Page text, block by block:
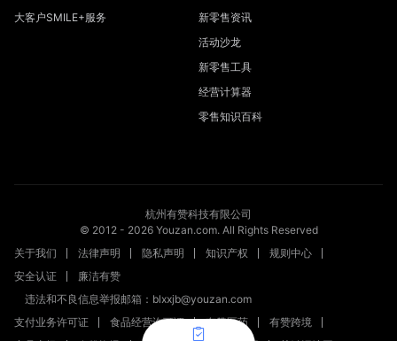
大客户SMILE+服务
新零售资讯
活动沙龙
新零售工具
经营计算器
零售知识百科
杭州有赞科技有限公司
© 2012 - 2026Youzan.com. All Rights Reserved
关于我们
法律声明 隐私声明 知识产权
规则中心
安全认证
廉洁有赞
违法和不良信息举报邮箱：blxxjb@youzan.com
支付业务许可证
食品经营许可证 有赞医药
有赞跨境